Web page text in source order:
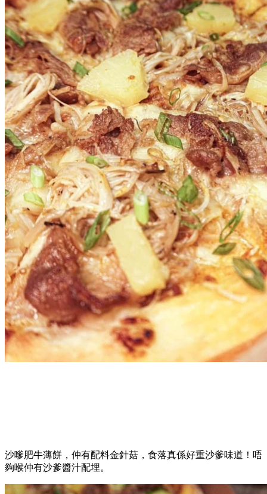
沙嗲肥牛薄餅，仲有配料金針菇，食落真係好重沙爹味道！唔
夠喉仲有沙爹醬汁配埋。